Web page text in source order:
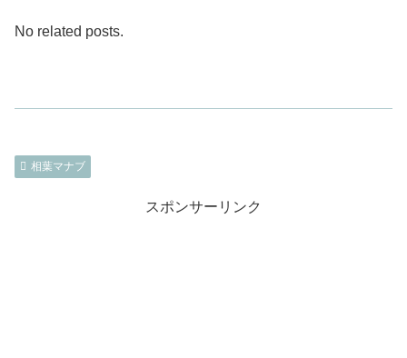
No related posts.
相葉マナブ
スポンサーリンク